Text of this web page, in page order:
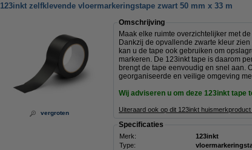
123inkt zelfklevende vloermarkeringstape zwart 50 mm x 33 m
vergroten
Omschrijving
Maak elke ruimte overzichtelijker met
Dankzij de opvallende zwarte kleur
kan u de tape ook gebruiken om
markeren. De 123inkt tape is daarom
brengt de tape eenvoudig en snel aan.
georganiseerde en veilige omgeving
Wij adviseren u om deze 123inkt tape
Uiteraard ook op dit 123inkt huismerkproduct
Specificaties
Merk: 123inkt
Type: